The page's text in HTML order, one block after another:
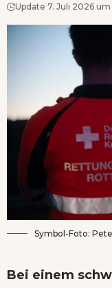
Update 7. Juli 2026 um
Symbol-Foto:
Bei einem